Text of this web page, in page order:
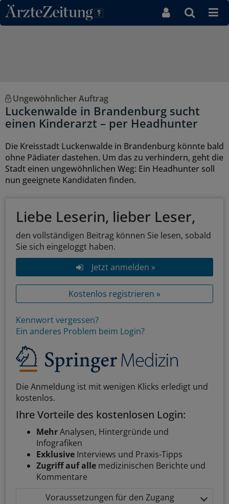
Direkt zum Inhaltsbereich
Ungewöhnlicher Auftrag
Luckenwalde in Brandenburg sucht
einen Kinderarzt – per Headhunter
Die Kreisstadt Luckenwalde in Brandenburg könnte bald
ohne Pädiater dastehen. Um das zu verhindern, geht die
Stadt einen ungewöhnlichen Weg: Ein Headhunter soll
nun geeignete Kandidaten finden.
Liebe Leserin, lieber Leser,
den vollständigen Beitrag können Sie lesen, sobald
Sie sich eingeloggt haben.
Jetzt anmelden »
Kostenlos registrieren »
Kennwort vergessen?
Ein anderes Problem beim Login?
Die Anmeldung ist mit wenigen Klicks erledigt und
kostenlos.
Ihre Vorteile des kostenlosen Login:
MehrAnalysen, Hintergründe und
Infografiken
Exklusive Interviews und Praxis-Tipps
Zugriff auf alle medizinischen Berichte und
Kommentare
Voraussetzungen für den Zugang